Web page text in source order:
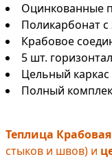
Оцинкованные
Поликарбонат
Крабовое
5 шт.
Цельный
Полный
Теплица Крабовая
стыков и швов) и